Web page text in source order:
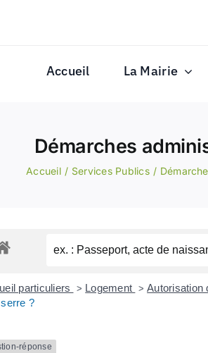
Accueil La Mairie
Démarches
Accueil Services Publics
particuliers > Logement > Autorisation
?
réponse